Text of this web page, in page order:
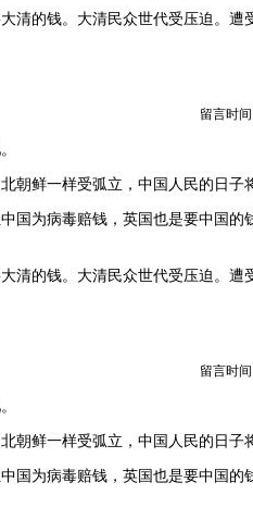
清的钱。大清民众世代受压迫。遭
留言时间
朝鲜一样受弧立，中国人民的日子
国为病毒赔钱，英国也是要中国的
清的钱。大清民众世代受压迫。遭
留言时间
朝鲜一样受弧立，中国人民的日子
国为病毒赔钱，英国也是要中国的